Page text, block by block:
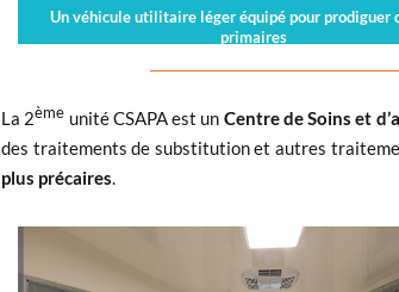
Un véhicule utilitaire léger équipé pour prodiguer
primaires
La 2ème unité CSAPA est un Centre de Soins et
des traitements de substitution et autres
plus précaires